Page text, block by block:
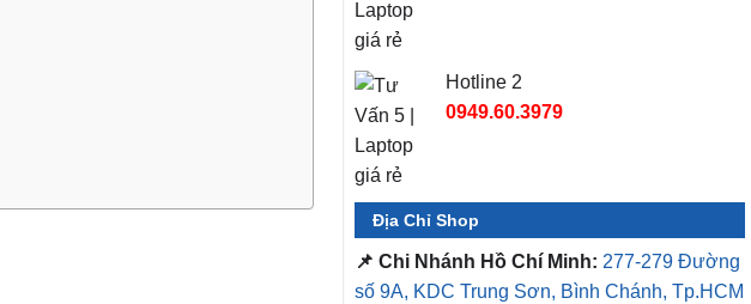
Hotline 2
0949.60.3979
Địa Chỉ Shop
📌 Chi Nhánh Hồ Chí Minh: 277-279 Đường
số 9A, KDC Trung Sơn, Bình Chánh, Tp.HCM